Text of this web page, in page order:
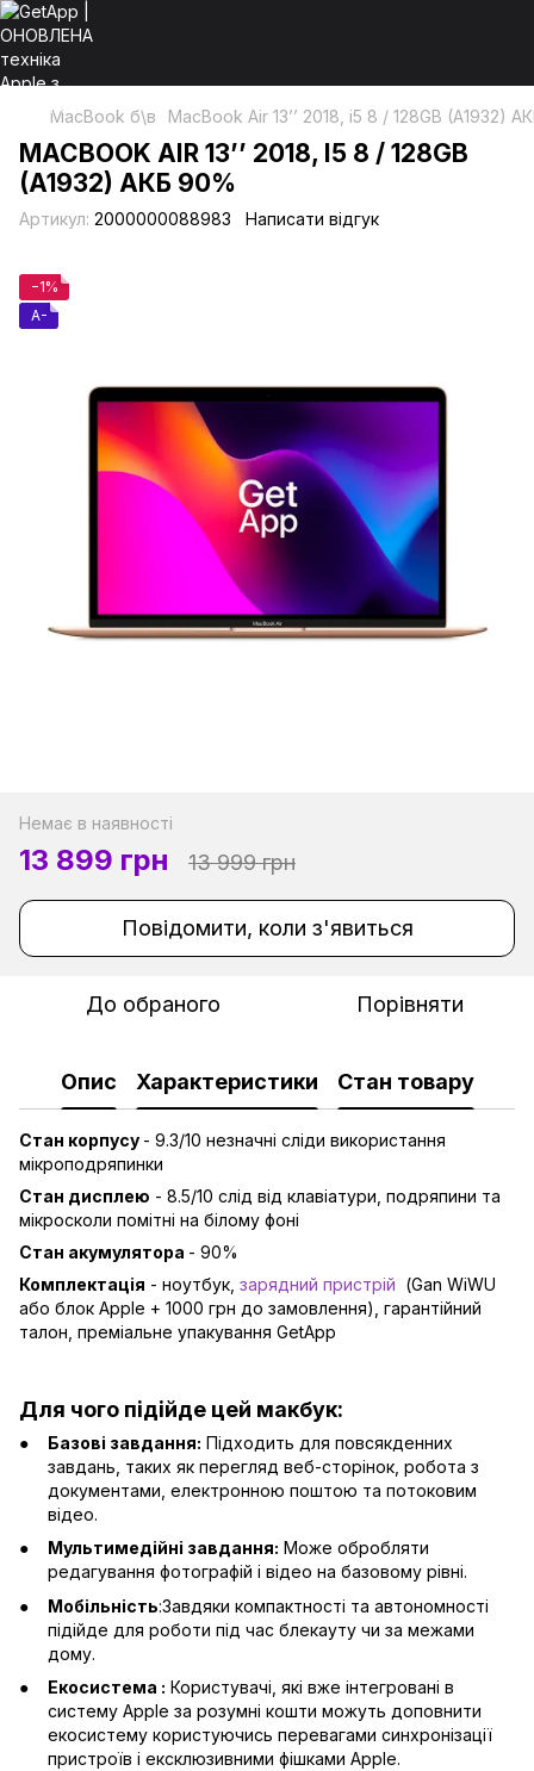
MacBook б\в MacBook Air 13’’ 2018, i5 8 / 128GB (A1932)
MACBOOK AIR 13’’ 2018, I5 8 / 128GB
(A1932) АКБ 90%
Артикул: 2000000088983 Написати відгук
−1%
A-
Немає в наявності
13 899 грн 13 999 грн
Повідомити, коли з'явиться
До обраного Порівняти
Опис Характеристики Стан товару
Стан корпусу - 9.3/10 незначні сліди використання
мікроподряпинки
Стан дисплею - 8.5/10 слід від клавіатури, подряпини та
мікросколи помітні на білому фоні
Стан акумулятора - 90%
Комплектація - ноутбук, зарядний пристрій (Gan WiWU
або блок Apple + 1000 грн до замовлення), гарантійний
талон, преміальне упакування GetApp
Для чого підійде цей макбук:
Базові завдання: Підходить для повсякденних
завдань, таких як перегляд веб-сторінок, робота з
документами, електронною поштою та потоковим
відео.
Мультимедійні завдання: Може обробляти
редагування фотографій і відео на базовому рівні.
Мобільність:Завдяки компактності та автономності
підійде для роботи під час блекауту чи за межами
дому.
Екосистема : Користувачі, які вже інтегровані в
систему Apple за розумні кошти можуть доповнити
екосистему користуючись перевагами синхронізації
пристроїв і ексклюзивними фішками Apple.